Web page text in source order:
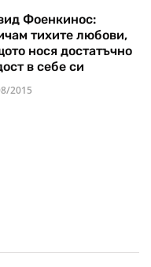
Фоенкинос:
тихите любови,
нося достатъчно
в себе си
2015